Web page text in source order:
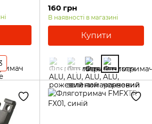
160 грн
В наявності в магазині
Купити